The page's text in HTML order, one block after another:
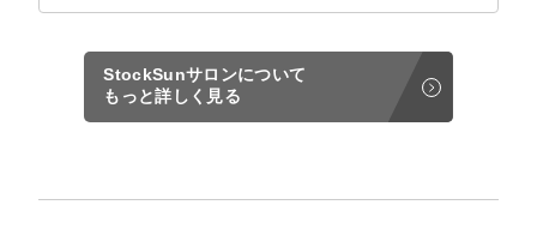
StockSunサロンについて
もっと詳しく見る